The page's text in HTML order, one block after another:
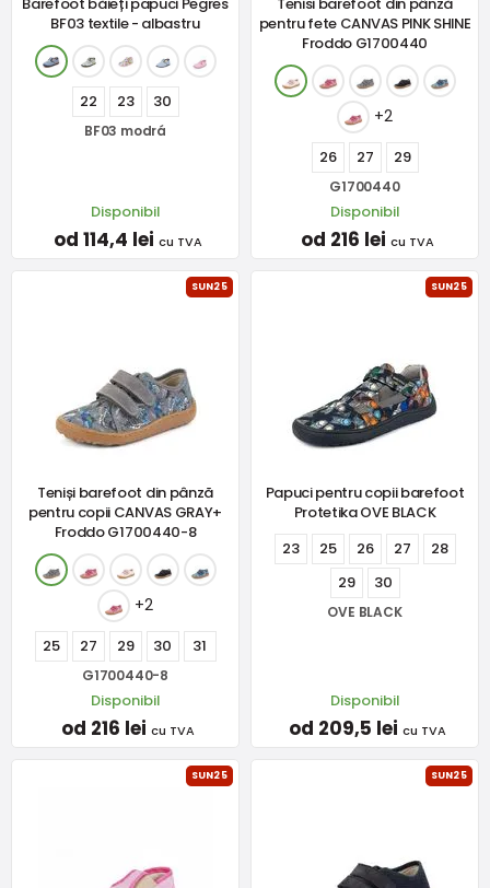
BF03 textile - albastru
22 23 30
BF03 modrá
Disponibil
od 114,4 lei cu TVA
pentru fete CANVAS PINK SHINE
Froddo G1700440
+2
26 27 29
G1700440
Disponibil
od 216 lei cu TVA
SUN25
Teniși barefoot din pânză
pentru copii CANVAS GRAY+
Froddo G1700440-8
+2
25 27 29 30 31
G1700440-8
Disponibil
od 216 lei cu TVA
SUN25
Papuci pentru copii barefoot
Protetika OVE BLACK
23
25 26 27
28
29
30
OVE BLACK
Disponibil
od 209,5 lei cu TVA
SUN25 SUN25